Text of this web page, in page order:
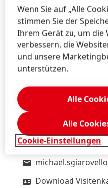
web
Zu meiner
Henkel
Corporate
Austria, Bosnia,
Serbia, Slovenia
+43 676 8993 2744
Download
Wenn Sie auf „Alle
stimmen Sie der
Ihrem Gerät zu, um die
verbessern, die
und unsere
unterstützen.
Cookie-Einstellungen
Alle
Alle